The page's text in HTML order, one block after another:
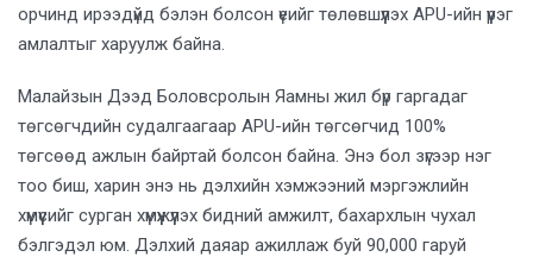
орчинд ирээдүйд бэлэн болсон үеийг төлөвшүүлэх APU-ийн үүрэг
амлалтыг харуулж байна.
Малайзын Дээд Боловсролын Яамны жил бүр гаргадаг
төгсөгчдийн судалгаагаар APU-ийн төгсөгчид 100%
төгсөөд ажлын байртай болсон байна. Энэ бол зүгээр нэг
тоо биш, харин энэ нь дэлхийн хэмжээний мэргэжлийн
хүмүүсийг сурган хүмүүжүүлэх бидний амжилт, бахархлын чухал
бэлгэдэл юм. Дэлхий даяар ажиллаж буй 90,000 гаруй